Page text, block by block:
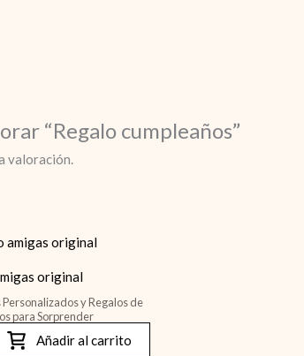
“Regalo cumpleaños”
valoración.
original
y Regalos de
para Sorprender
Añadir al carrito